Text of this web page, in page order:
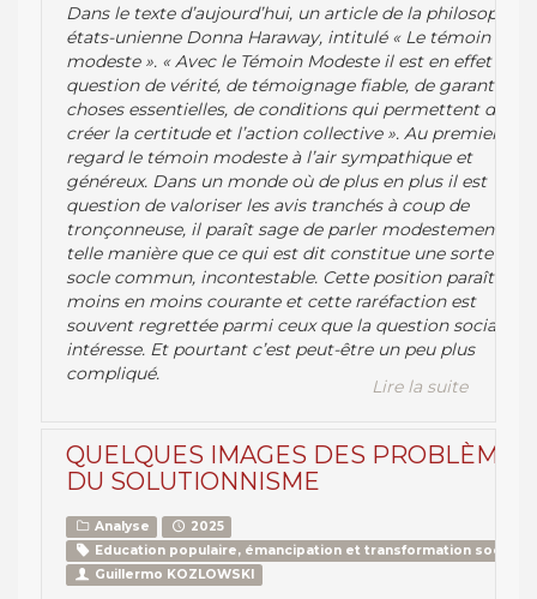
Dans le texte d’aujourd’hui, un article de la philosophe
états-unienne Donna Haraway, intitulé « Le témoin
modeste ». « Avec le Témoin Modeste il est en effet
question de vérité, de témoignage fiable, de garantie de
choses essentielles, de conditions qui permettent de
créer la certitude et l’action collective ». Au premier
regard le témoin modeste à l’air sympathique et
généreux. Dans un monde où de plus en plus il est
question de valoriser les avis tranchés à coup de
tronçonneuse, il paraît sage de parler modestement de
telle manière que ce qui est dit constitue une sorte de
socle commun, incontestable. Cette position paraît de
moins en moins courante et cette raréfaction est
souvent regrettée parmi ceux que la question sociale
intéresse. Et pourtant c’est peut-être un peu plus
compliqué.
Lire la suite
QUELQUES IMAGES DES PROBLÈMES
DU SOLUTIONNISME
Analyse
2025
Education populaire, émancipation et transformation sociale
Guillermo KOZLOWSKI